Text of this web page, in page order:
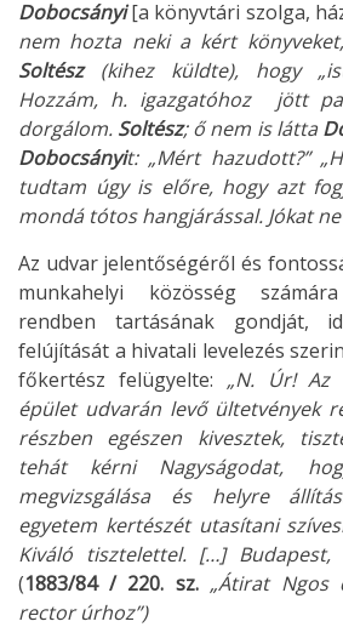
Dobocsányi[a könyvtári szolga,
nem hozta neki a kért
Soltész(kihez küldte), hogy
Hozzám, h. igazgatóhoz jött
dorgálom. Soltész; ő nem is látta
Dobocsányit: „Mért hazudott?”
tudtam úgy is előre, hogy azt
mondá tótos hangjárással. Jókat
Az udvar jelentőségéről és
munkahelyi közösség
rendben tartásának gondját,
felújítását a hivatali levelezés
főkertész felügyelte: „N. Úr! Az
épület udvarán levő ültetvények
részben egészen kivesztek,
tehát kérni Nagyságodat,
megvizsgálása és helyre
egyetem kertészét utasítani
Kiváló tisztelettel. […] Budapest,
(1883/84 / 220. sz. „Átirat Ngos
rector úrhoz”)